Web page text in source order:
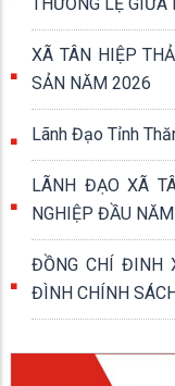
XÃ TÂN HIỆP
SẢN NĂM 2026
Lãnh Đạo Tỉnh
LÃNH ĐẠO XÃ
NGHIỆP ĐẦU
ĐỒNG CHÍ ĐINH
ĐÌNH CHÍNH